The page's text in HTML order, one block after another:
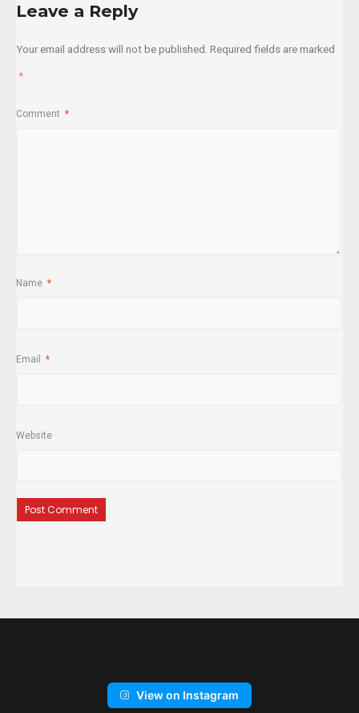
Leave a Reply
Your email address will not be published. Required fields are marked
*
Comment *
Name *
Email *
Website
View on Instagram